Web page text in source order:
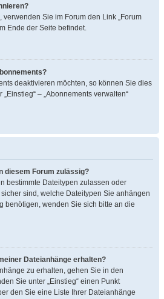
Sie im Forum den Link „Forum
Ende der Seite befindet.
deaktivieren möchten, so können Sie dies
– „Abonnements verwalten“
diesem Forum zulässig?
bestimmte Dateitypen zulassen oder
sind, welche Dateitypen Sie anhängen
benötigen, wenden Sie sich bitte an die
Dateianhänge erhalten?
zu erhalten, gehen Sie in den
Sie unter „Einstieg“ einen Punkt
den Sie eine Liste Ihrer Dateianhänge